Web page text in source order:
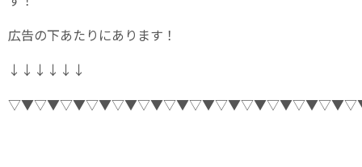
広告の下あたりにあります！
↓↓↓↓↓↓